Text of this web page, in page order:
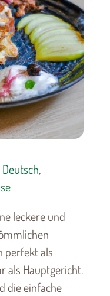
Deutsch,
leckere und
perfekt als
als Hauptgericht.
die einfache